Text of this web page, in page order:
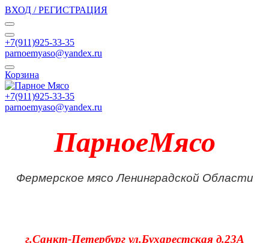
ВХОД / РЕГИСТРАЦИЯ
+7(911)925-33-35
parnoemyaso@yandex.ru
Корзина
+7(911)925-33-35
parnoemyaso@yandex.ru
ПарноеМясо
Фермерское мясо Ленинградской Области
г.Санкт-Петербург ул.Бухарестская д.23А